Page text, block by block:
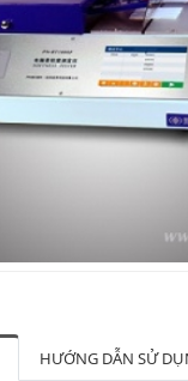
HƯỚNG DẪN SỬ